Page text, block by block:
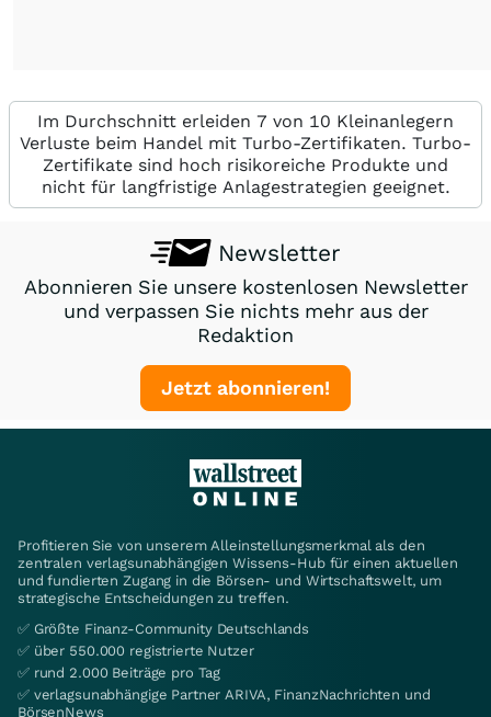
Im Durchschnitt erleiden 7 von 10 Kleinanlegern
Verluste beim Handel mit Turbo-Zertifikaten. Turbo-
Zertifikate sind hoch risikoreiche Produkte und
nicht für langfristige Anlagestrategien geeignet.
Newsletter
Abonnieren Sie unsere kostenlosen Newsletter
und verpassen Sie nichts mehr aus der
Redaktion
Jetzt abonnieren!
Profitieren Sie von unserem Alleinstellungsmerkmal als den
zentralen verlagsunabhängigen Wissens-Hub für einen aktuellen
und fundierten Zugang in die Börsen- und Wirtschaftswelt, um
strategische Entscheidungen zu treffen.
✅ Größte Finanz-Community Deutschlands
✅ über 550.000 registrierte Nutzer
✅ rund 2.000 Beiträge pro Tag
✅ verlagsunabhängige Partner ARIVA, FinanzNachrichten und
BörsenNews